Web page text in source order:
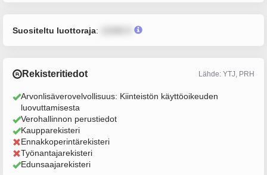
Suositeltu luottoraja:
Rekisteritiedot Lähde: YTJ, PRH
Arvonlisäverovelvollisuus: Kiinteistön käyttöoikeuden
luovuttamisesta
Verohallinnon perustiedot
Kaupparekisteri
Ennakkoperintärekisteri
Työnantajarekisteri
Edunsaajarekisteri